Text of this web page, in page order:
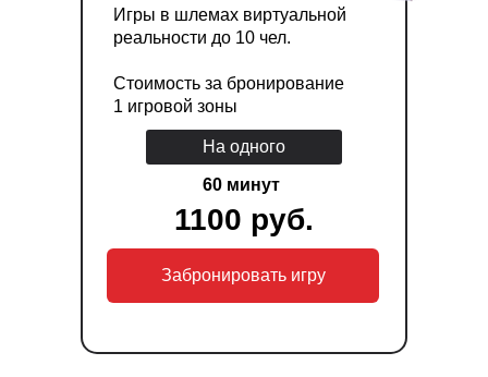
Игры в шлемах виртуальной
реальности до 10 чел.
Стоимость за бронирование
1 игровой зоны
60 минут
1100 руб.
Забронировать игру
На одного